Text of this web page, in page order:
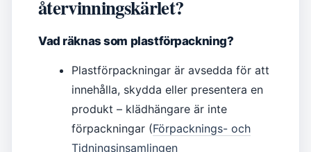
återvinningskärlet?
Vad räknas som plastförpackning?
Plastförpackningar är avsedda för att
innehålla, skydda eller presentera en
produkt – klädhängare är inte
förpackningar (Förpacknings- och
Tidningsinsamlingen